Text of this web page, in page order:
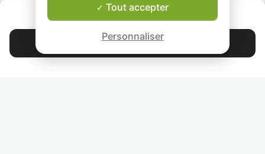
Garantie Le-Bon-Prof
Contacter Ludivine
4.9 44 401
Tout accepter
Personnaliser